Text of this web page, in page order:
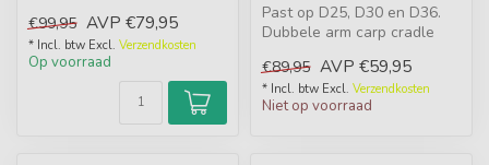
EVA...
€99,95 AVP €79,95
* Incl. btw Excl. Verzendkosten
Op voorraad
Past op D25, D30 en D36.
Dubbele arm carp cradle
st...
€89,95 AVP €59,95
* Incl. btw Excl. Verzendkosten
Niet op voorraad